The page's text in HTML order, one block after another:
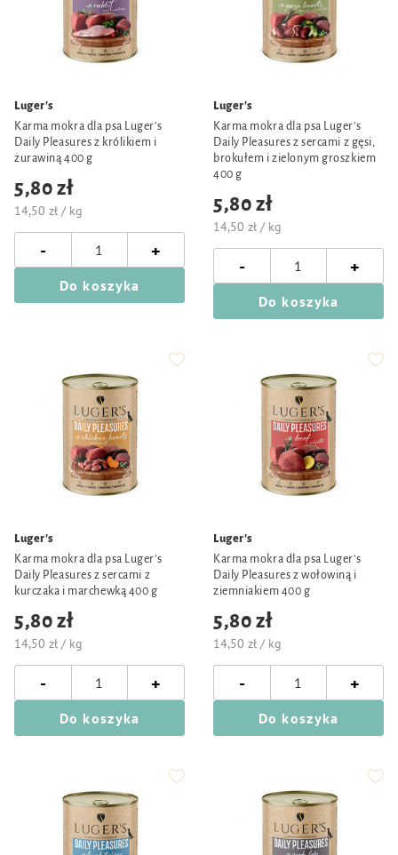
Luger's
Karma mokra dla psa Luger's
Daily Pleasures z królikiem i
żurawiną 400 g
5,80 zł
14,50 zł / kg
- +
Do koszyka
Luger's
Karma mokra dla psa Luger's
Daily Pleasures z sercami z gęsi,
brokułem i zielonym groszkiem
400 g
5,80 zł
14,50 zł / kg
- +
Do koszyka
Luger's
Karma mokra dla psa Luger's
Daily Pleasures z sercami z
kurczaka i marchewką 400 g
5,80 zł
14,50 zł / kg
- +
Do koszyka
Luger's
Karma mokra dla psa Luger's
Daily Pleasures z wołowiną i
ziemniakiem 400 g
5,80 zł
14,50 zł / kg
- +
Do koszyka